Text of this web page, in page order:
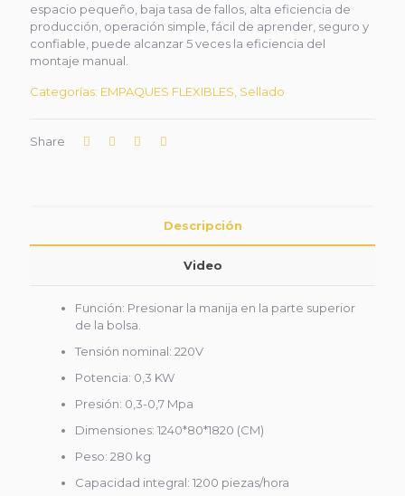
espacio pequeño, baja tasa de fallos, alta eficiencia de
producción, operación simple, fácil de aprender, seguro y
confiable, puede alcanzar 5 veces la eficiencia del
montaje manual.
Categorías: EMPAQUES FLEXIBLES Sellado
Share
Descripción
Video
Función: Presionar la manija en la parte superior
de la bolsa.
Tensión nominal: 220V
Potencia: 0,3 KW
Presión: 0,3-0,7 Mpa
Dimensiones: 1240*80*1820 (CM)
Peso: 280 kg
Capacidad integral: 1200 piezas/hora